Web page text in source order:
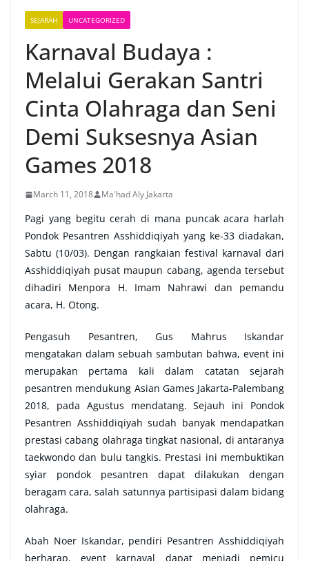
SEJARAH UNCATEGORIZED
Karnaval Budaya :
Melalui Gerakan Santri
Cinta Olahraga dan Seni
Demi Suksesnya Asian
Games 2018
March 11, 2018 Ma'had Aly Jakarta
Pagi yang begitu cerah di mana puncak acara harlah
Pondok Pesantren Asshiddiqiyah yang ke-33 diadakan,
Sabtu (10/03). Dengan rangkaian festival karnaval dari
Asshiddiqiyah pusat maupun cabang, agenda tersebut
dihadiri Menpora H. Imam Nahrawi dan pemandu
acara, H. Otong.
Pengasuh Pesantren, Gus Mahrus Iskandar
mengatakan dalam sebuah sambutan bahwa, event ini
merupakan pertama kali dalam catatan sejarah
pesantren mendukung Asian Games Jakarta-Palembang
2018, pada Agustus mendatang. Sejauh ini Pondok
Pesantren Asshiddiqiyah sudah banyak mendapatkan
prestasi cabang olahraga tingkat nasional, di antaranya
taekwondo dan bulu tangkis. Prestasi ini membuktikan
syiar pondok pesantren dapat dilakukan dengan
beragam cara, salah satunnya partisipasi dalam bidang
olahraga.
Abah Noer Iskandar, pendiri Pesantren Asshiddiqiyah
berharap, event karnaval dapat menjadi pemicu